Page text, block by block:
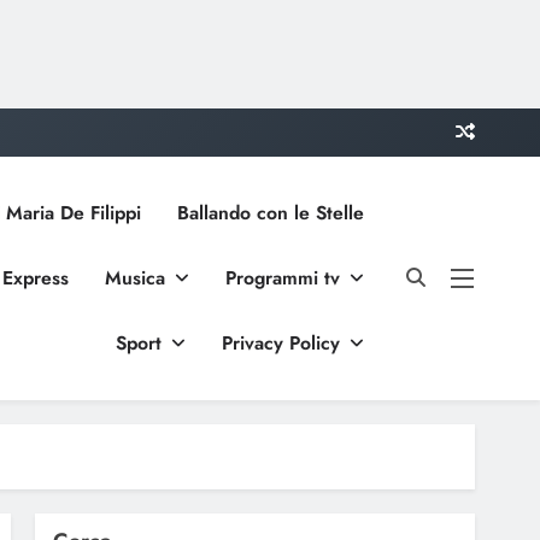
De Filippi Ballando con le Stelle
Musica Programmi tv
Sport Privacy Policy